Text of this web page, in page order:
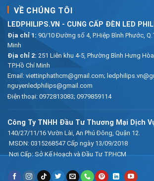
VỀ CHÚNG TÔI
LEDPHILIPS.VN - CUNG CẤP ĐÈN LED
Địa chỉ 1: 90/10 Đường số 4, P.Hiệp Bình Phước,
Minh
Địa chỉ 2: 251 Liên khu 4-5, Phường Bình Hưng
TP.Hồ Chí Minh
Email: viettinphathcm@gmail.com;
nguyenledphilips@gmail.com
Điện thoại: 0972813083; 0979859114
Công Ty TNHH Đầu Tư Thương Mại Dịch
140/27/11/16 Vườn Lài, An Phú Đông, Quận 12.
MSDN: 0315268547 Cấp ngày 13/09/2018
Nơi Cấp: Sở Kế Hoạch và Đầu Tư TP.HCM